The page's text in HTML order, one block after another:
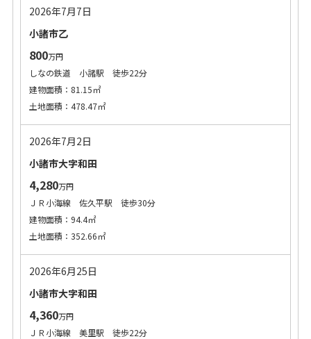
2026年7月7日
小諸市乙
800万円
しなの鉄道 小諸駅 徒歩22分
建物面積：81.15㎡
土地面積：478.47㎡
2026年7月2日
小諸市大字和田
4,280万円
ＪＲ小海線 佐久平駅 徒歩30分
建物面積：94.4㎡
土地面積：352.66㎡
2026年6月25日
小諸市大字和田
4,360万円
ＪＲ小海線 美里駅 徒歩22分